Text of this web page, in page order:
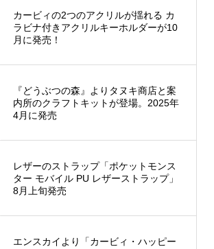
カービィの2つのアクリルが揺れる カ
ラビナ付きアクリルキーホルダーが10
月に発売！
『どうぶつの森』よりタヌキ商店と案
内所のクラフトキットが登場。2025年
4月に発売
レザーのストラップ「ポケットモンス
ター モバイル PU レザーストラップ」
8月上旬発売
エンスカイより「カービィ・ハッピー